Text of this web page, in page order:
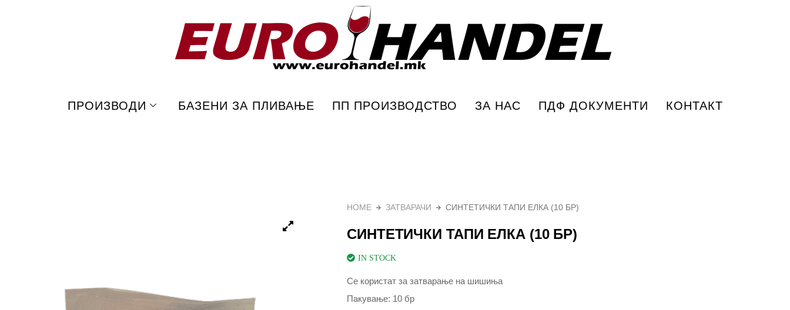
СИНТЕТИЧКИ ТАПИ ЕЛКА (10 бр) – Еурохандел
ПРОИЗВОДИ БАЗЕНИ ЗА ПЛИВАЊЕ ПП ПРОИЗВОДСТВО ЗА НАС ПДФ ДОКУМЕНТИ КОНТАКТ
HOME ЗАТВАРАЧИ СИНТЕТИЧКИ ТАПИ ЕЛКА (10 БР)
СИНТЕТИЧКИ ТАПИ ЕЛКА (10 БР)
IN STOCK
Се користат за затварање на шишиња
Пакување: 10 бр